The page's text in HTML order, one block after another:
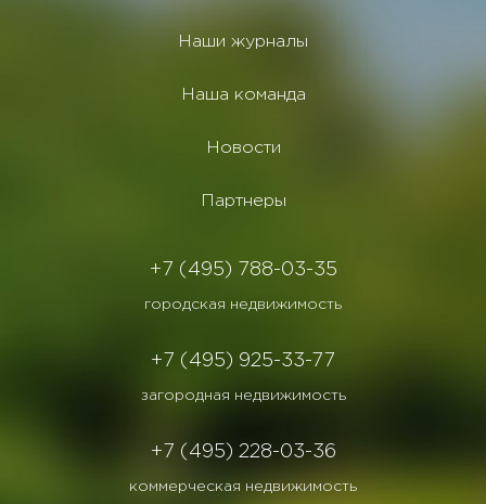
Наши журналы
Наша команда
Новости
Партнеры
+7 (495) 788-03-35
городская недвижимость
+7 (495) 925-33-77
загородная недвижимость
+7 (495) 228-03-36
коммерческая недвижимость